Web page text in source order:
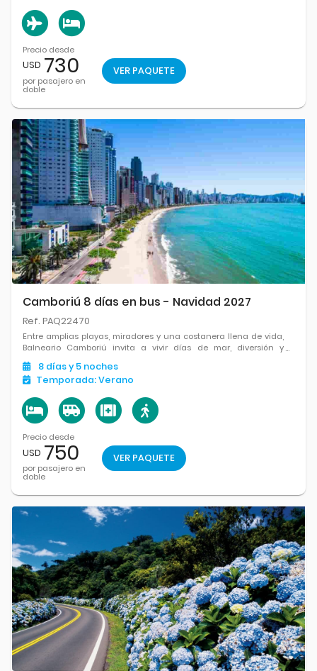
Precio desde
USD 730
por pasajero en
doble
VER PAQUETE
Camboriú 8 días en bus - Navidad 2027
Ref. PAQ22470
Entre amplias playas, miradores y una costanera llena de vida,
Balneario Camboriú invita a vivir días de mar, diversión y
momentos para disfrutar a tu ritmo.
8 díasy 5 noches
Temporada:Verano
Precio desde
USD 750
por pasajero en
doble
VER PAQUETE